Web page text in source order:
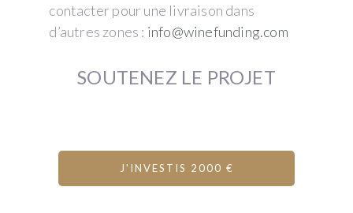
contacter pour une livraison dans
d’autres zones : info@winefunding.com
SOUTENEZ LE PROJET
J'INVESTIS 2000 €